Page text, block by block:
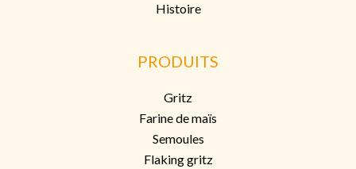
Histoire
PRODUITS
Gritz
Farine de maïs
Semoules
Flaking gritz